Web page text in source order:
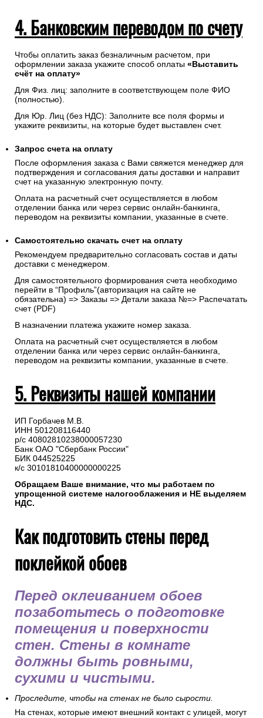
4. Банковским переводом по счету
Чтобы оплатить заказ безналичным расчетом, при
оформлении заказа укажите способ оплаты «Выставить
счёт на оплату»
Для Физ. лиц: заполните в соответствующем поле ФИО
(полностью).
Для Юр. Лиц (без НДС): Заполните все поля формы и
укажите реквизиты, на которые будет выставлен счет.
Запрос счета на оплату
После оформления заказа с Вами свяжется менеджер для
подтверждения и согласования даты доставки и направит
счет на указанную электронную почту.
Оплата на расчетный счет осуществляется в любом
отделении банка или через сервис онлайн-банкинга,
переводом на реквизиты компании, указанные в счете.
Самостоятельно скачать счет на оплату
Рекомендуем предварительно согласовать состав и даты
доставки с менеджером.
Для самостоятельного формирования счета необходимо
перейти в “Профиль”(авторизация на сайте не
обязательна) => Заказы => Детали заказа №=> Распечатать
счет (PDF)
В назначении платежа укажите номер заказа.
Оплата на расчетный счет осуществляется в любом
отделении банка или через сервис онлайн-банкинга,
переводом на реквизиты компании, указанные в счете.
5. Реквизиты нашей компании
ИП Горбачев М.В.
ИНН 501208116440
р/с 40802810238000057230
Банк ОАО "Сбербанк России"
БИК 044525225
к/с 30101810400000000225
Обращаем Ваше внимание, что мы работаем по
упрощенной системе налогооблажения и НЕ выделяем
НДС.
Как подготовить стены перед
поклейкой обоев
Перед оклеиванием обоев
позаботьтесь о подготовке
помещения и поверхности
стен. Стены в комнате
должны быть ровными,
сухими и чистыми.
Проследите, чтобы на стенах не было сырости.
На стенах, которые имеют внешний контакт с улицей, могут